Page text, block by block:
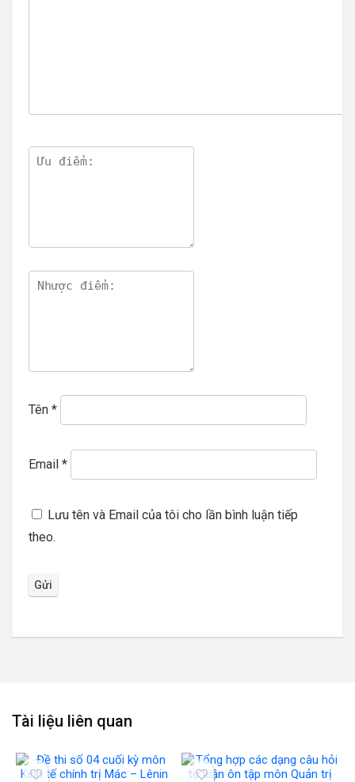
Tên *
Email *
Lưu tên và Email của tôi cho lần bình luận tiếp
theo.
Tài liệu liên quan